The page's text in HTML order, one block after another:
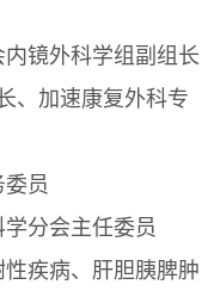
镜外科学组副组长
、加速康复外科专
员
分会主任委员
疾病、肝胆胰脾肿